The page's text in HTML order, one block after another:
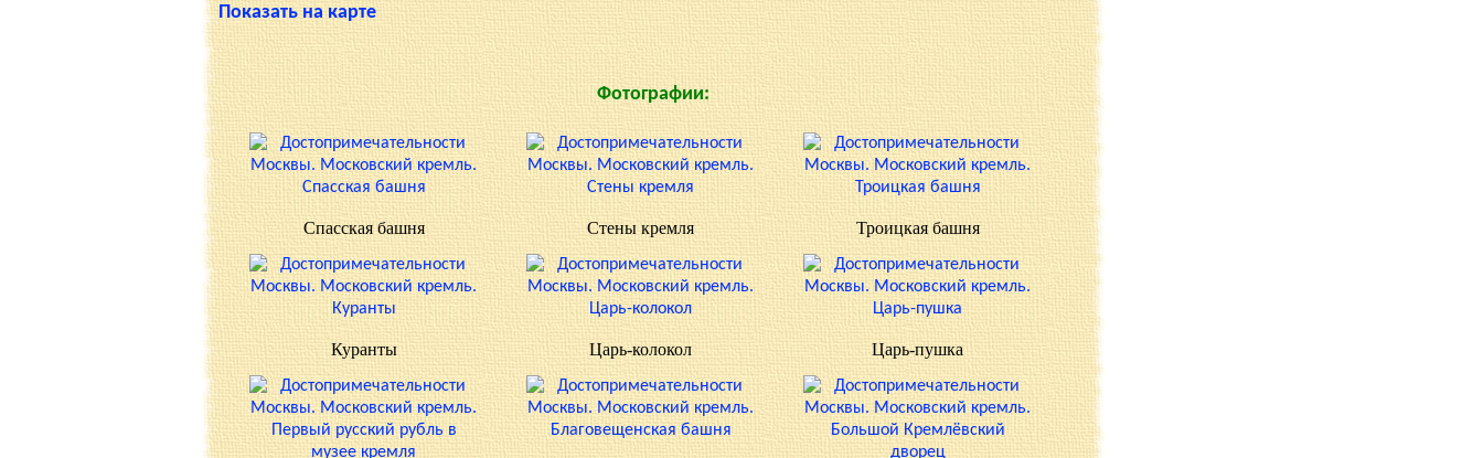
Показать на карте
Фотографии:
Спасская башня Стены кремля Троицкая башня
Куранты Царь-колокол Царь-пушка